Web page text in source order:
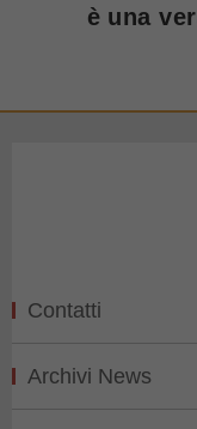
è una
Contatti
Archivi News